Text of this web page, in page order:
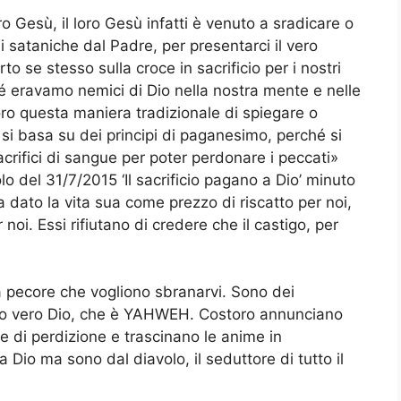
Gesù, il loro Gesù infatti è venuto a sradicare o
dal Padre, per presentarci il vero
se stesso sulla croce in sacrificio per i nostri
eravamo nemici di Dio nella nostra mente e nelle
questa maniera tradizionale di spiegare o
basa su dei principi di paganesimo, perché si
di sangue per poter perdonare i peccati»
del 31/7/2015 ‘Il sacrificio pagano a Dio’ minuto
dato la vita sua come prezzo di riscatto per noi,
Essi rifiutano di credere che il castigo, per
che vogliono sbranarvi. Sono dei
Dio, che è YAHWEH. Costoro annunciano
di perdizione e trascinano le anime in
Dio ma sono dal diavolo, il seduttore di tutto il